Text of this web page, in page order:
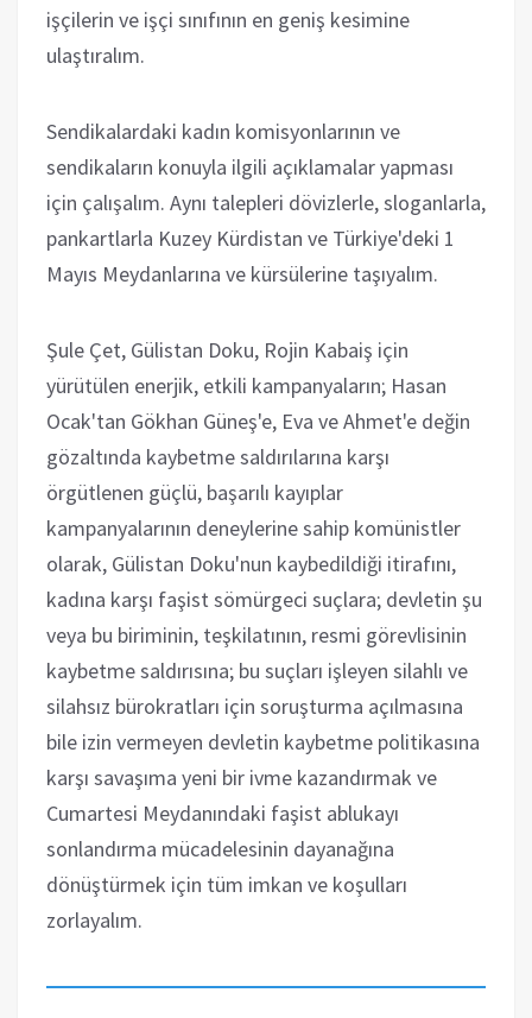
işçilerin ve işçi sınıfının en geniş kesimine
ulaştıralım.
Sendikalardaki kadın komisyonlarının ve
sendikaların konuyla ilgili açıklamalar yapması
için çalışalım. Aynı talepleri dövizlerle, sloganlarla,
pankartlarla Kuzey Kürdistan ve Türkiye'deki 1
Mayıs Meydanlarına ve kürsülerine taşıyalım.
Şule Çet, Gülistan Doku, Rojin Kabaiş için
yürütülen enerjik, etkili kampanyaların; Hasan
Ocak'tan Gökhan Güneş'e, Eva ve Ahmet'e değin
gözaltında kaybetme saldırılarına karşı
örgütlenen güçlü, başarılı kayıplar
kampanyalarının deneylerine sahip komünistler
olarak, Gülistan Doku'nun kaybedildiği itirafını,
kadına karşı faşist sömürgeci suçlara; devletin şu
veya bu biriminin, teşkilatının, resmi görevlisinin
kaybetme saldırısına; bu suçları işleyen silahlı ve
silahsız bürokratları için soruşturma açılmasına
bile izin vermeyen devletin kaybetme politikasına
karşı savaşıma yeni bir ivme kazandırmak ve
Cumartesi Meydanındaki faşist ablukayı
sonlandırma mücadelesinin dayanağına
dönüştürmek için tüm imkan ve koşulları
zorlayalım.